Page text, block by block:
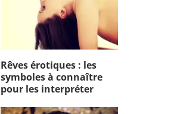
Rêves érotiques : les
symboles à connaître
pour les interpréter